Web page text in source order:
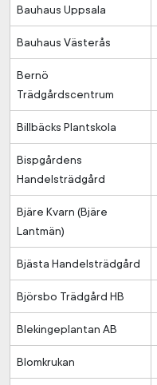
Bauhaus Uppsala
Bauhaus Västerås
Bernö
Trädgårdscentrum
Billbäcks Plantskola
Bispgårdens
Handelsträdgård
Bjäre Kvarn (Bjäre
Lantmän)
Bjästa Handelsträdgård
Björsbo Trädgård HB
Blekingeplantan AB
Blomkrukan